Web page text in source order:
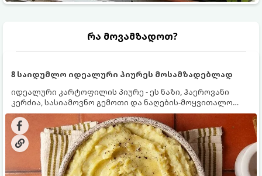
რა მოვამზადოთ?
8 საიდუმლო იდეალური პიურეს მოსამზადებლად
იდეალური კარტოფილის პიურე - ეს ნაზი, ჰაეროვანი
კერძია, სასიამოვნო გემოთი და ნაღების-მოყვითალო
ფერით. მისი მომზადება ძალიან მარტივია, მაგრამ
არსებობს რამდენიმე საიდუმლო, რომლებიც უნდა
იცოდეთ, რომ პიურე იდეალურად გემრიელი გამოვიდეს.